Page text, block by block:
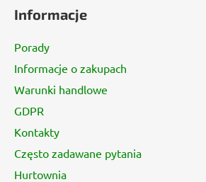
Informacje
Porady
Informacje o zakupach
Warunki handlowe
GDPR
Kontakty
Często zadawane pytania
Hurtownia